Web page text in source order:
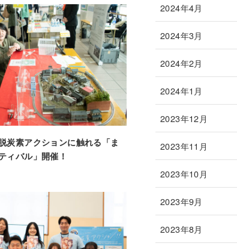
炭素アクションに触れる「ま
ィバル」開催！
2024年4月
2024年3月
2024年2月
2024年1月
2023年12月
2023年11月
2023年10月
2023年9月
2023年8月